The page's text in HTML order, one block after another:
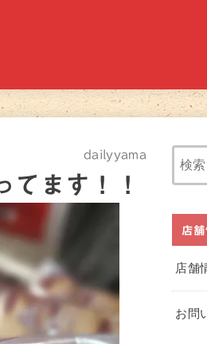
dailyyama
てます！！
店
店舗
お問